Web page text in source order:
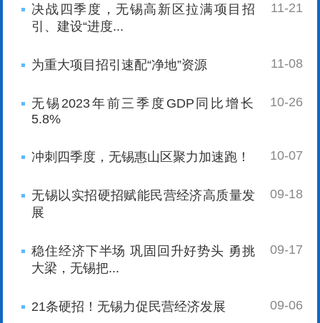
11-21
决战四季度，无锡高新区拉满项目招
引、建设“进度...
11-08
为重大项目招引速配“净地”资源
10-26
无锡2023年前三季度GDP同比增长
5.8%
10-07
冲刺四季度，无锡惠山区聚力加速跑！
09-18
无锡以实招硬招赋能民营经济高质量发
展
09-17
稳住经济下半场 巩固回升好势头 勇挑
大梁，无锡把...
09-06
21条硬招！无锡力促民营经济发展